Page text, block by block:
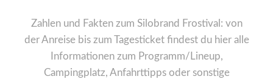
Zahlen und Fakten zum Silobrand Frostival: von
der Anreise bis zum Tagesticket findest du hier alle
Informationen zum Programm/Lineup,
Campingplatz, Anfahrttipps oder sonstige